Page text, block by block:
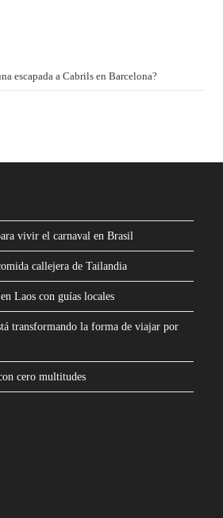
escapada a Cabrils en Barcelona?
vivir el carnaval en Brasil
callejera de Tailandia
Laos con guías locales
transformando la forma de viajar por
cero multitudes